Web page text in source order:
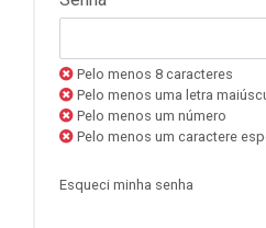
Pelo menos 8 caracteres
Pelo menos uma letra
Pelo menos um número
Pelo menos um caractere
Esqueci minha senha